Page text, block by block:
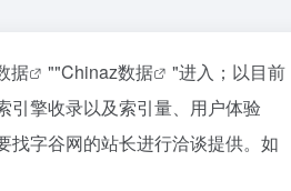
据 ""Chinaz数据
"进入；以目前
引擎收录以及索引量、用户体验
找字谷网的站长进行洽谈提供。如